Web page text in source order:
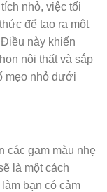
nhỏ, việc tối
để tạo ra một
này khiến
nội thất và sắp
mẹo nhỏ dưới
các gam màu nhẹ
là một cách
bạn có cảm